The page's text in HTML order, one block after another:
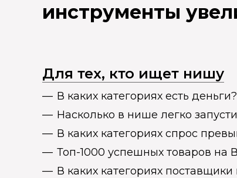
инструменты
Для тех, кто ищет нишу
В каких категориях есть деньги?
Насколько в нише легко
В каких категориях спрос
Топ-1000 успешных товаров на
В каких категориях